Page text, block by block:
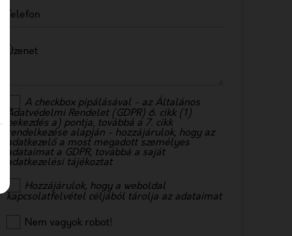
Telefon
Üzenet
A checkbox pipálásával - az Általános
Adatvédelmi Rendelet (GDPR) 6. cikk (1)
bekezdés a) pontja, továbbá a 7. cikk
rendelkezése alapján - hozzájárulok, hogy az
adatkezelő a most megadott személyes
adataimat a GDPR, továbbá a saját
adatkezelési tájékoztat
Hozzájárulok, hogy a weboldal
kapcsolatfelvétel céljából tárolja az adataimat
Nem vagyok robot!